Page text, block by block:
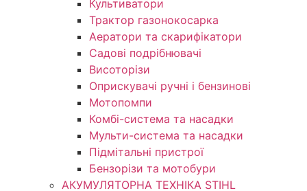
Культиватори
Трактор газонокосарка
Аератори та скарифікатори
Садові подрібнювачі
Висоторізи
Оприскувачі ручні і бензинові
Мотопомпи
Комбі-система та насадки
Мульти-система та насадки
Підмітальні пристрої
Бензорізи та мотобури
АКУМУЛЯТОРНА ТЕХНІКА STIHL